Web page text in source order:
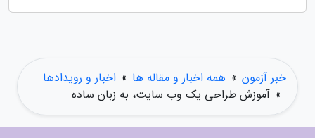
خبر آزمون » همه اخبار و مقاله ها » اخبار و رویدادها
» آموزش طراحی یک وب سایت، به زبان ساده